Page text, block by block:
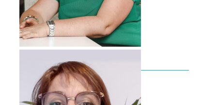
Laurine PAYRAUDEAU
LÔRINE –En savoir plus